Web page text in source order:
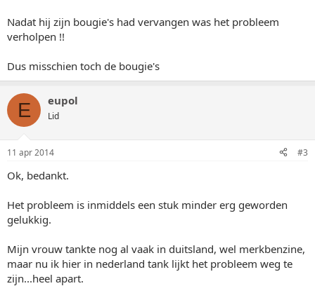
Nadat hij zijn bougie's had vervangen was het probleem
verholpen !!
Dus misschien toch de bougie's
E eupol
Lid
11 apr 2014 #3
Ok, bedankt.
Het probleem is inmiddels een stuk minder erg geworden
gelukkig.
Mijn vrouw tankte nog al vaak in duitsland, wel merkbenzine,
maar nu ik hier in nederland tank lijkt het probleem weg te
zijn...heel apart.